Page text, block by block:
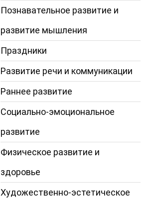
Познавательное развитие и
развитие мышления
Праздники
Развитие речи и коммуникации
Раннее развитие
Социально-эмоциональное
развитие
Физическое развитие и
здоровье
Художественно-эстетическое